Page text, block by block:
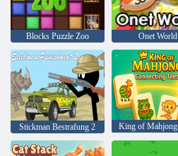
Blocks Puzzle Zoo Onet World
Stickman Bestrafung 2